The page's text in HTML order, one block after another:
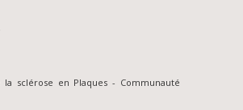
sclérose en Plaques - Communauté